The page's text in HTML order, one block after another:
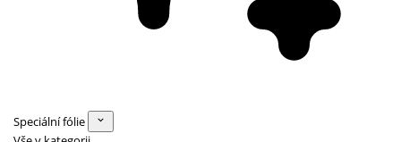
Speciální fólie